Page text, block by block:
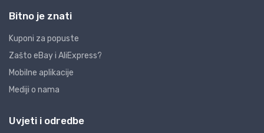
Bitno je znati
Kuponi za popuste
Zašto eBay i AliExpress?
Mobilne aplikacije
Mediji o nama
Uvjeti i odredbe